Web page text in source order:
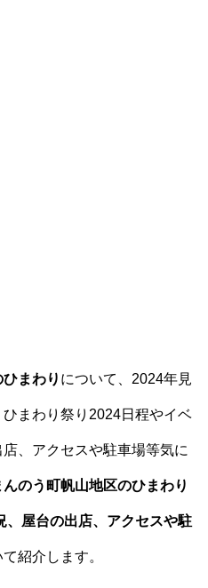
まわり について、2024年見
まわり祭り2024日程やイベ
、アクセスや駐車場等気に
んのう町帆山地区のひまわり
、屋台の出店、アクセスや駐
紹介します。